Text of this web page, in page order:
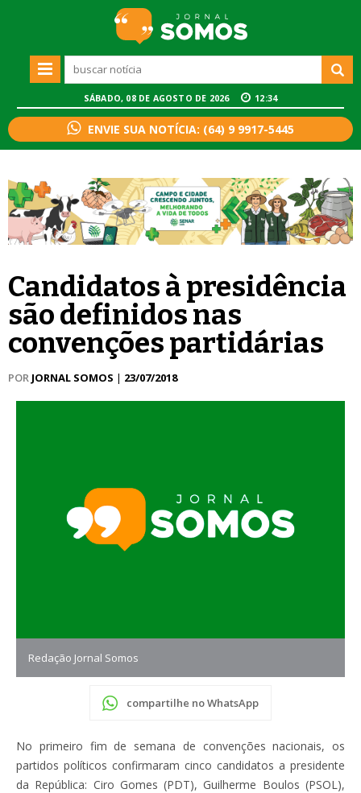
SÁBADO, 08 DE AGOSTO DE 2026 12:34
ENVIE SUA NOTÍCIA: (64) 9 9917-5445
Candidatos à presidência
são definidos nas
convenções partidárias
POR JORNAL SOMOS | 23/07/2018
Redação Jornal Somos
compartilhe no WhatsApp
No primeiro fim de semana de convenções nacionais, os
partidos políticos confirmaram cinco candidatos a presidente
da República: Ciro Gomes (PDT), Guilherme Boulos (PSOL),